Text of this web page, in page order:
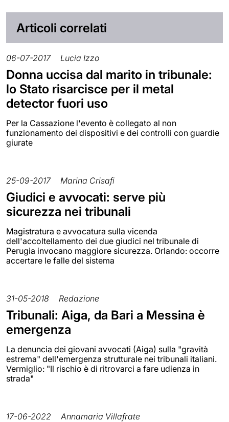
Articoli correlati
06-07-2017 Lucia Izzo
Donna uccisa dal marito in tribunale:
lo Stato risarcisce per il metal
detector fuori uso
Per la Cassazione l'evento è collegato al non
funzionamento dei dispositivi e dei controlli con guardie
giurate
25-09-2017 Marina Crisafi
Giudici e avvocati: serve più
sicurezza nei tribunali
Magistratura e avvocatura sulla vicenda
dell'accoltellamento dei due giudici nel tribunale di
Perugia invocano maggiore sicurezza. Orlando: occorre
accertare le falle del sistema
31-05-2018 Redazione
Tribunali: Aiga, da Bari a Messina è
emergenza
La denuncia dei giovani avvocati (Aiga) sulla "gravità
estrema" dell'emergenza strutturale nei tribunali italiani.
Vermiglio: "Il rischio è di ritrovarci a fare udienza in
strada"
17-06-2022 Annamaria Villafrate